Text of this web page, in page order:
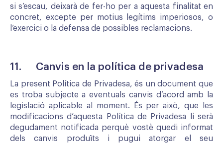
si s’escau, deixarà de fer-ho per a aquesta finalitat en
concret, excepte per motius legítims imperiosos, o
l’exercici o la defensa de possibles reclamacions.
11. Canvis en la política de privadesa
La present Política de Privadesa, és un document que
es troba subjecte a eventuals canvis d’acord amb la
legislació aplicable al moment. És per això, que les
modificacions d’aquesta Política de Privadesa li serà
degudament notificada perquè vostè quedi informat
dels canvis produïts i pugui atorgar el seu